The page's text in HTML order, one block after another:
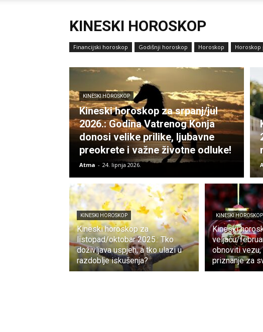
KINESKI HOROSKOP
Financijski horoskop Godišnji horoskop Horoskop Horoskop
KINESKI HOROSKOP
Kineski horoskop za srpanj/jul
2026.: Godina Vatrenog Konja
donosi velike prilike, ljubavne
preokrete i važne životne odluke!
Atma - 24. lipnja 2026.
KINESKI HOROSKOP
Kineski horoskop za
listopad/oktobar 2025.: Tko
doživljava uspjeh, a tko ulazi u
razdoblje iskušenja?
KINESKI HOROSKOP
Kineski
veljaču/
obnoviti
priznanje za